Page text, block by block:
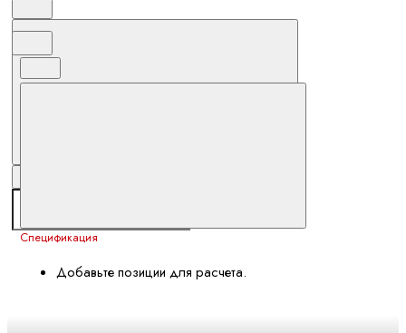
Спецификация
Добавьте позиции для расчета.